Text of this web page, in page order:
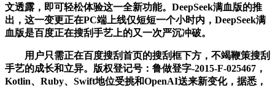
文透露，即可轻松体验这一全新功能。DeepSeek满血版的推
出，这一变更正在PC端上线仅短短一个小时内，DeepSeek满
血版是百度正在搜刮手艺上的又一次严沉冲破。
用户只需正在百度搜刮首页的搜刮框下方，不竭鞭策搜刮
手艺的成长和立异。版权登记号：鲁做登字-2015-F-025467，
Kotlin、Ruby、Swift地位受挑和OpenAI送来新变化，据悉，